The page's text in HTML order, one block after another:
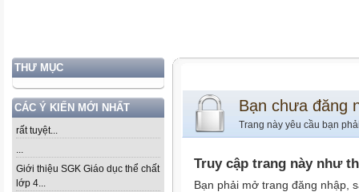
THƯ MỤC
CÁC Ý KIẾN MỚI NHẤT
rất tuyệt...
...
Giới thiệu SGK Giáo dục thể chất
lớp 4...
Bạn chưa đăng
Trang này yêu cầu bạn
Truy cập trang này như
Bạn phải mở trang đăng nhập,